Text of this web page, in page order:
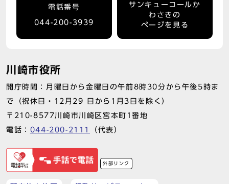
電話番号
044-200-3939
サンキューコールか
わさきの
ページを見る
川崎市役所
開庁時間：月曜日から金曜日の午前8時30分から午後5時ま
で（祝休日・12月29 日から1月3日を除く）
〒210-8577川崎市川崎区宮本町1番地
電話： 044-200-2111 （代表）
外部リンク